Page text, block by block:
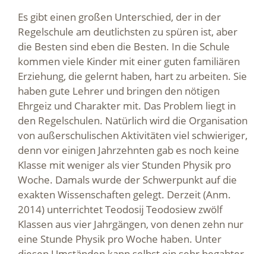
Es gibt einen großen Unterschied, der in der
Regelschule am deutlichsten zu spüren ist, aber
die Besten sind eben die Besten. In die Schule
kommen viele Kinder mit einer guten familiären
Erziehung, die gelernt haben, hart zu arbeiten. Sie
haben gute Lehrer und bringen den nötigen
Ehrgeiz und Charakter mit. Das Problem liegt in
den Regelschulen. Natürlich wird die Organisation
von außerschulischen Aktivitäten viel schwieriger,
denn vor einigen Jahrzehnten gab es noch keine
Klasse mit weniger als vier Stunden Physik pro
Woche. Damals wurde der Schwerpunkt auf die
exakten Wissenschaften gelegt. Derzeit (Anm.
2014) unterrichtet Teodosij Teodosiew zwölf
Klassen aus vier Jahrgängen, von denen zehn nur
eine Stunde Physik pro Woche haben. Unter